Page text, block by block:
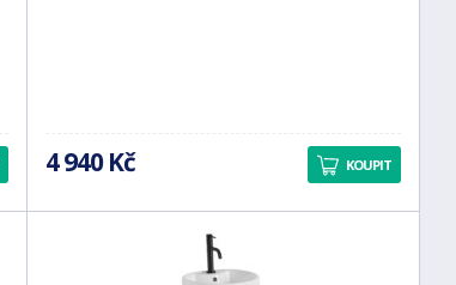
4 940 Kč KOUPIT